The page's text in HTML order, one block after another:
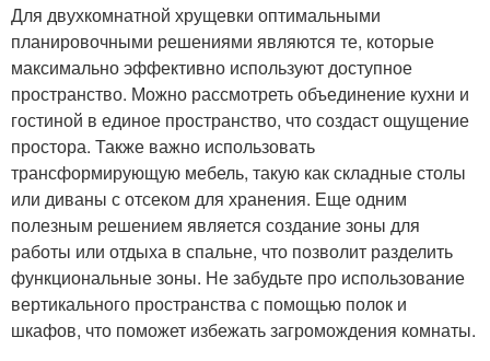
Для двухкомнатной хрущевки оптимальными
планировочными решениями являются те, которые
максимально эффективно используют доступное
пространство. Можно рассмотреть объединение кухни и
гостиной в единое пространство, что создаст ощущение
простора. Также важно использовать
трансформирующую мебель, такую как складные столы
или диваны с отсеком для хранения. Еще одним
полезным решением является создание зоны для
работы или отдыха в спальне, что позволит разделить
функциональные зоны. Не забудьте про использование
вертикального пространства с помощью полок и
шкафов, что поможет избежать загромождения комнаты.